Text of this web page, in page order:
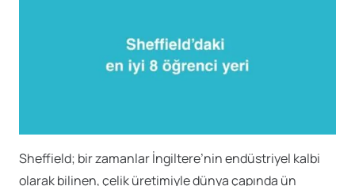
Sheffield; bir zamanlar İngiltere’nin endüstriyel kalbi
olarak bilinen, çelik üretimiyle dünya çapında ün